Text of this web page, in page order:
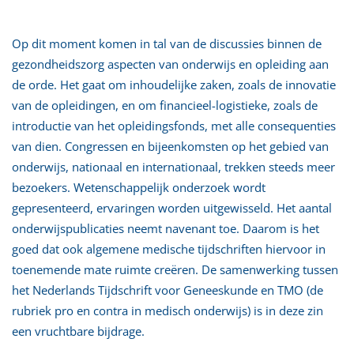
Op dit moment komen in tal van de discussies binnen de
gezondheidszorg aspecten van onderwijs en opleiding aan
de orde. Het gaat om inhoudelijke zaken, zoals de innovatie
van de opleidingen, en om financieel-logistieke, zoals de
introductie van het opleidingsfonds, met alle consequenties
van dien. Congressen en bijeenkomsten op het gebied van
onderwijs, nationaal en internationaal, trekken steeds meer
bezoekers. Wetenschappelijk onderzoek wordt
gepresenteerd, ervaringen worden uitgewisseld. Het aantal
onderwijspublicaties neemt navenant toe. Daarom is het
goed dat ook algemene medische tijdschriften hiervoor in
toenemende mate ruimte creëren. De samenwerking tussen
het Nederlands Tijdschrift voor Geneeskunde en TMO (de
rubriek pro en contra in medisch onderwijs) is in deze zin
een vruchtbare bijdrage.